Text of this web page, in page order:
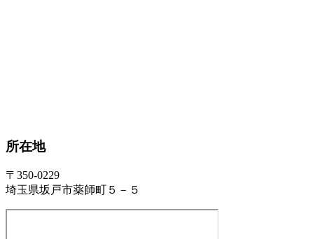
所在地
〒350-0229
埼玉県坂戸市薬師町５－５